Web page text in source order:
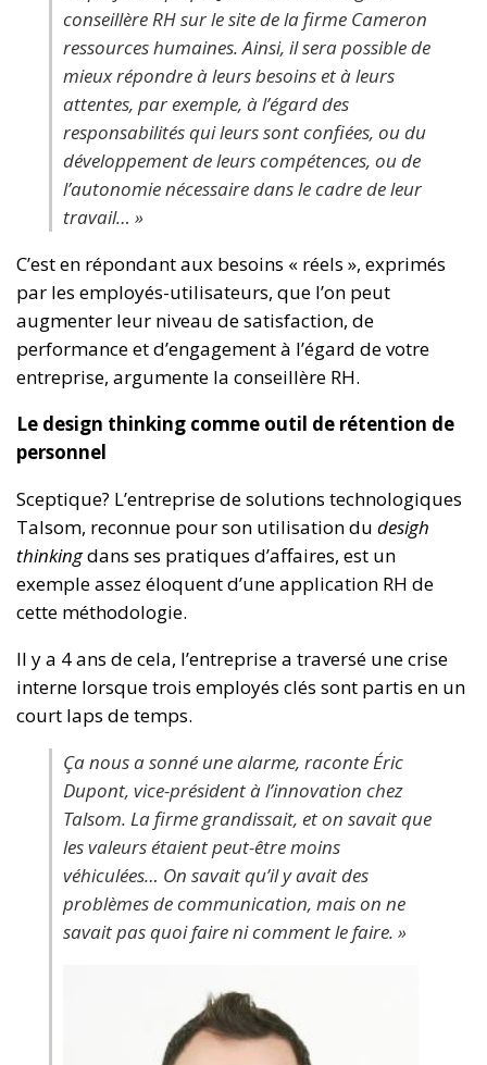
conseillère RH surle site de la firme Cameron
ressources humaines. Ainsi, il sera possible de
mieux répondre à leurs besoins et à leurs
attentes, par exemple, à l’égard des
responsabilités qui leurs sont confiées, ou du
développement de leurs compétences, ou de
l’autonomie nécessaire dans le cadre de leur
travail… »
C’est en répondant aux besoins « réels », exprimés
par les employés-utilisateurs, que l’on peut
augmenter leur niveau de satisfaction, de
performance et d’engagement à l’égard de votre
entreprise, argumente la conseillère RH.
Le design thinking comme outil de rétention de
personnel
Sceptique? L’entreprise de solutions technologiques
Talsom, reconnue pour son utilisation du desigh
thinkingdans ses pratiques d’affaires, est un
exemple assez éloquent d’une application RH de
cette méthodologie.
Il y a 4 ans de cela, l’entreprise a traversé une crise
interne lorsque trois employés clés sont partis en un
court laps de temps.
Ça nous a sonné une alarme, raconte Éric
Dupont, vice-président à l’innovation chez
Talsom. La firme grandissait, et on savait que
les valeurs étaient peut-être moins
véhiculées… On savait qu’il y avait des
problèmes de communication, mais on ne
savait pas quoi faire ni comment le faire. »